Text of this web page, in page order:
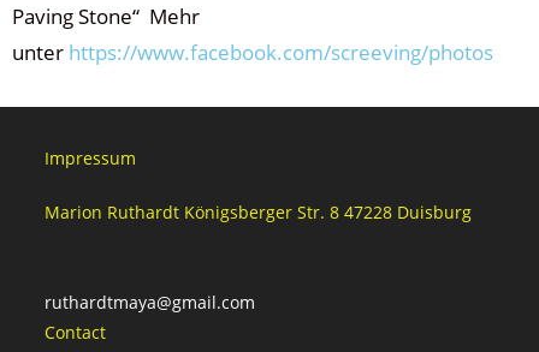
Paving Stone“ Mehr
unter https://www.facebook.com/screeving/photos
Impressum
Marion Ruthardt Königsberger Str. 8 47228 Duisburg
ruthardtmaya@gmail.com
Contact